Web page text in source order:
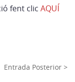
fent clic AQUÍ
Entrada Posterior >